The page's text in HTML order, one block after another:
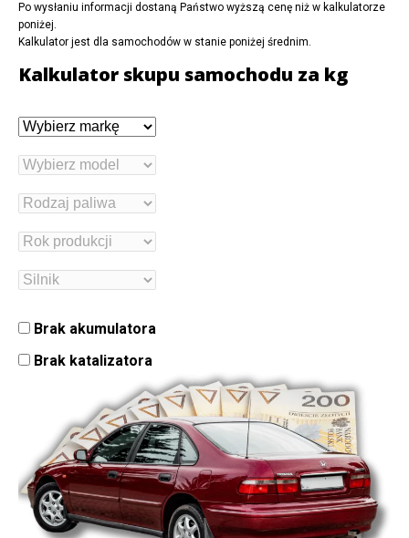
Po wysłaniu informacji dostaną Państwo wyższą cenę niż w kalkulatorze
poniżej.
Kalkulator jest dla samochodów w stanie poniżej średnim.
Kalkulator skupu samochodu za kg
Brak akumulatora
Brak katalizatora